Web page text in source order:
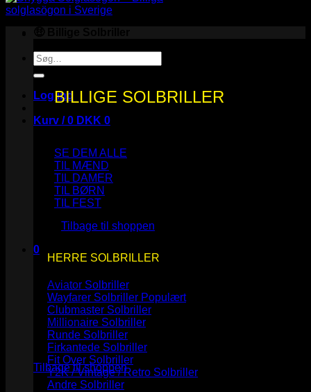
Søg
efter:
Log ind
Kurv /0 DKK 0
Ingen varer i kurven.
Tilbage til shoppen
0
Kurv
Ingen varer i kurven.
Tilbage til shoppen
BILLIGE SOLBRILLER
SE DEM ALLE
TIL MÆND
TIL DAMER
TIL BØRN
TIL FEST
HERRE SOLBRILLER
Aviator Solbriller
Wayfarer Solbriller
Clubmaster Solbriller
Millionaire Solbriller
Runde Solbriller
Firkantede Solbriller
Fit Over Solbriller
Y2K / Vintage / Retro Solbriller
Andre Solbriller